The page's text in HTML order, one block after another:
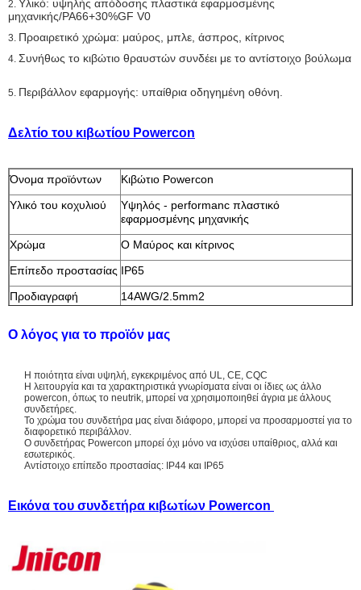
2. Υλικό: υψηλής απόδοσης πλαστικά εφαρμοσμένης
μηχανικής/PA66+30%GF V0
3. Προαιρετικό χρώμα: μαύρος, μπλε, άσπρος, κίτρινος
4. Συνήθως το κιβώτιο θραυστών συνδέει με το αντίστοιχο βούλωμα
5. Περιβάλλον εφαρμογής: υπαίθρια οδηγημένη οθόνη.
Δελτίο του κιβωτίου Powercon
Όνομα προϊόντων
Κιβώτιο Powercon
Υλικό του κοχυλιού
Υψηλός - performanc πλαστικό
εφαρμοσμένης μηχανικής
Χρώμα
Ο Μαύρος και κίτρινος
Επίπεδο προστασίας IP65
Προδιαγραφή
καλωδίων
14AWG/2.5mm2
Συνδέοντας τύπος
Μόνος - τύπος κλειδαριών/κλειδαριά
Αντίσταση της τάσης 60 -1500V
Λειτουργούσα
θερμοκρασία
-40℃ - 105 ℃
Ο λόγος για το προϊόν μας
Η ποιότητα είναι υψηλή, εγκεκριμένος από UL, CE, CQC
Η λειτουργία και τα χαρακτηριστικά γνωρίσματα είναι οι ίδιες ως άλλο
powercon, όπως το neutrik, μπορεί να χρησιμοποιηθεί άγρια με άλλους
συνδετήρες.
Το χρώμα του συνδετήρα μας είναι διάφορο, μπορεί να προσαρμοστεί για το
διαφορετικό περιβάλλον.
Ο συνδετήρας Powercon μπορεί όχι μόνο να ισχύσει υπαίθριος, αλλά και
εσωτερικός.
Αντίστοιχο επίπεδο προστασίας: IP44 και IP65
Εικόνα του συνδετήρα κιβωτίων Powercon